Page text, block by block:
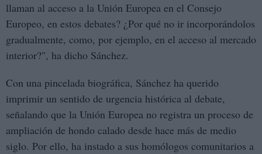
llaman al acceso a la Unión Europea en el Consejo
Europeo, en estos debates? ¿Por qué no ir incorporándolos
gradualmente, como, por ejemplo, en el acceso al mercado
interior?", ha dicho Sánchez.
Con una pincelada biográfica, Sánchez ha querido
imprimir un sentido de urgencia histórica al debate,
señalando que la Unión Europea no registra un proceso de
ampliación de hondo calado desde hace más de medio
siglo. Por ello, ha instado a sus homólogos comunitarios a